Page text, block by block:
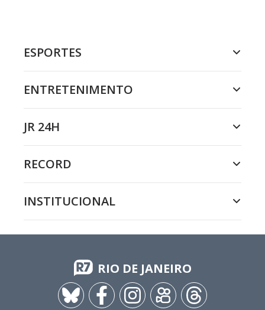
ESPORTES
ENTRETENIMENTO
JR 24H
RECORD
INSTITUCIONAL
RIO DE JANEIRO